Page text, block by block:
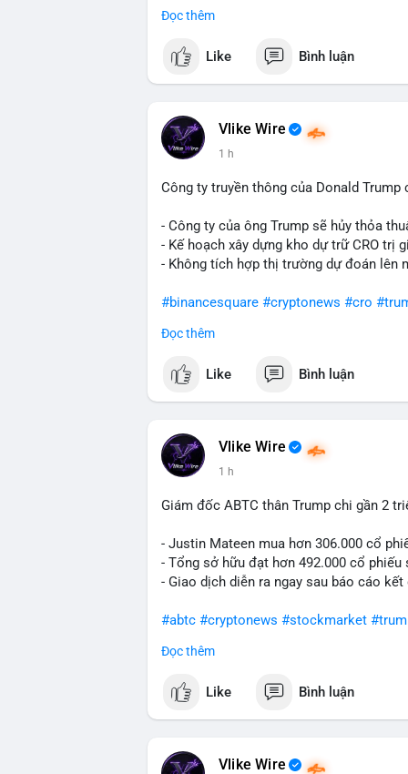
Nhận định phân tích hành vi của Cá voi
giá $64,909.56 đang nằm gần vùng
bước chuẩn bị thanh khoản để bán ra,
dò thanh khoản thị trường trước khi có
Lời khuyên cho nhà đầu tư nhỏ lẻ:
dịch tương tự trong 24 giờ tới, khả năng
#12dot1btc #786kusd #dichuyenvinuong
Đọc thêm
Like Bình luận
Vlike Wire
1 h
Công ty truyền thông của Donald
- Công ty của ông Trump sẽ hủy thỏa
- Kế hoạch xây dựng kho dự trữ CRO trị
- Không tích hợp thị trường dự đoán lên
#binancesquare #cryptonews #cro
$cro
#vlikevn #titanbot
Đọc thêm
Like Bình luận
Vlike Wire
1 h
Giám đốc ABTC thân Trump chi gần 2
- Justin Mateen mua hơn 306.000 cổ
- Tổng sở hữu đạt hơn 492.000 cổ phiếu
- Giao dịch diễn ra ngay sau báo cáo
#abtc #cryptonews #stockmarket
$btc $eth
#vlikevn #titanbot
Đọc thêm
Like Bình luận
Vlike Wire